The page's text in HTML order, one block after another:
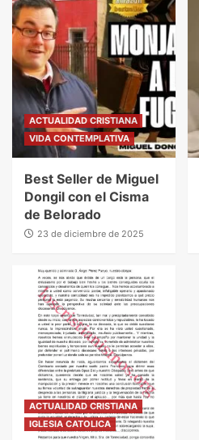
ACTUALIDAD CRISTIANA
VIDA CONTEMPLATIVA
Best Seller de Miguel
Dongil con el Cisma
de Belorado
23 de diciembre de 2025
ACTUALIDAD CRISTIANA
IGLESIA CATOLICA